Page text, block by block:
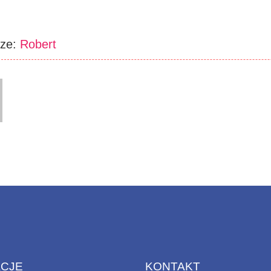
Robert
KONTAKT